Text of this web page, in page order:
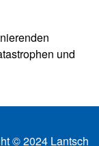
und
© 2024 Lantsch